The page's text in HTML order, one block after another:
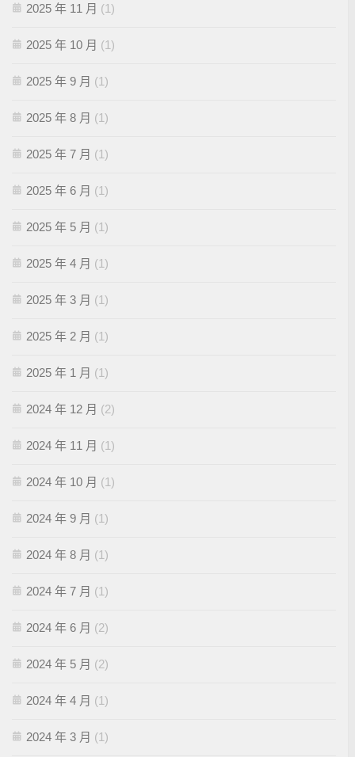
2025 年 11 月 (1)
2025 年 10 月 (1)
2025 年 9 月 (1)
2025 年 8 月 (1)
2025 年 7 月 (1)
2025 年 6 月 (1)
2025 年 5 月 (1)
2025 年 4 月 (1)
2025 年 3 月 (1)
2025 年 2 月 (1)
2025 年 1 月 (1)
2024 年 12 月 (2)
2024 年 11 月 (1)
2024 年 10 月 (1)
2024 年 9 月 (1)
2024 年 8 月 (1)
2024 年 7 月 (1)
2024 年 6 月 (2)
2024 年 5 月 (2)
2024 年 4 月 (1)
2024 年 3 月 (1)